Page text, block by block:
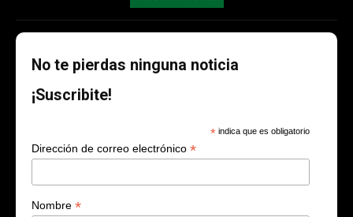
No te pierdas ninguna noticia
¡Suscribite!
* indica que es obligatorio
Dirección de correo electrónico *
Nombre *